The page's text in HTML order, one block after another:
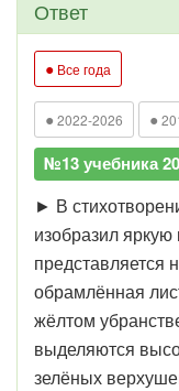
Ответ
● Все года
● 2022-2026 ●
№13 учебника
► В
изобразил
представляется
обрамлённая
жёлтом
выделяются
зелёных